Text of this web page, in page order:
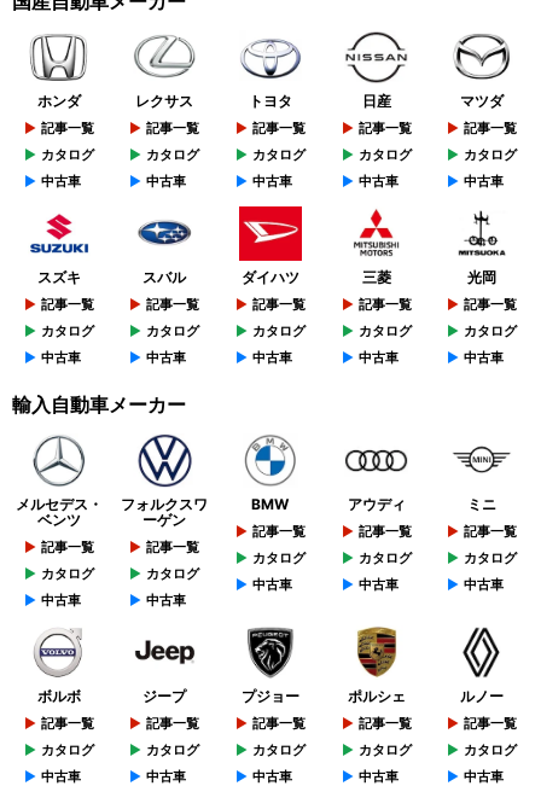
ホンダ
記事一覧
カタログ
中古車
レクサス
記事一覧
カタログ
中古車
トヨタ
記事一覧
カタログ
中古車
日産
記事一覧
カタログ
中古車
マツダ
記事一覧
カタログ
中古車
スズキ
記事一覧
カタログ
中古車
スバル
記事一覧
カタログ
中古車
ダイハツ
記事一覧
カタログ
中古車
三菱
記事一覧
カタログ
中古車
光岡
記事一覧
カタログ
中古車
輸入自動車メーカー
メルセデス・
ベンツ
記事一覧
カタログ
中古車
フォルクスワ
ーゲン
記事一覧
カタログ
中古車
BMW
記事一覧
カタログ
中古車
アウディ
記事一覧
カタログ
中古車
ミニ
記事一覧
カタログ
中古車
ボルボ
記事一覧
カタログ
中古車
ジープ
記事一覧
カタログ
中古車
プジョー
記事一覧
カタログ
中古車
ポルシェ
記事一覧
カタログ
中古車
ルノー
記事一覧
カタログ
中古車